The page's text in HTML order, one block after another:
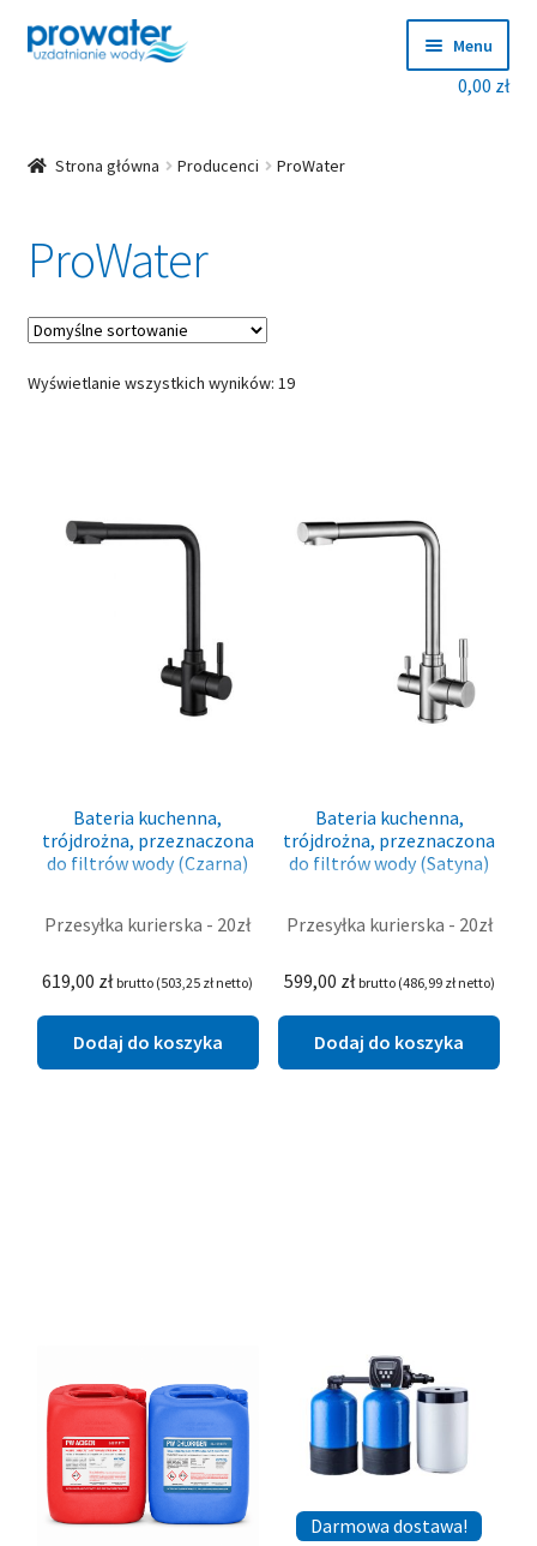
Przejdź
do
Przejdź
do
Menu
Rozwiń
Producenci
K+S
Dobierz zmiękczacz!
Blog
O nas
Rozwiń
menu
Kontakt
0,00 zł
Strona główna Producenci ProWater
ProWater
Wyświetlanie wszystkich wyników: 19
Bateria kuchenna,
trójdrożna, przeznaczona
do filtrów wody (Czarna)
Przesyłka kurierska - 20zł
619,00 zł brutto (503,25 złnetto)
Dodaj do koszyka
Bateria kuchenna,
trójdrożna, przeznaczona
do filtrów wody (Satyna)
Przesyłka kurierska - 20zł
599,00 zł brutto (486,99 złnetto)
Dodaj do koszyka
Darmowa dostawa!